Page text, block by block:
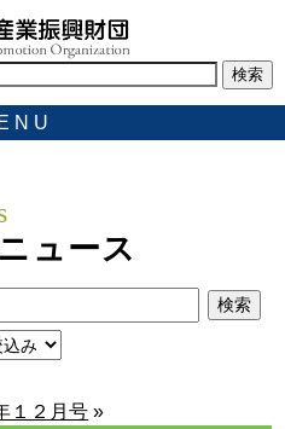
ニュース
１２月号 »